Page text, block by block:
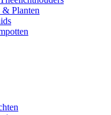
Planten